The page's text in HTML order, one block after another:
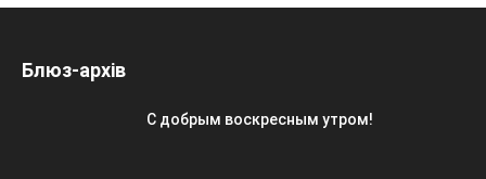
Блюз-архів
С добрым воскресным утром!